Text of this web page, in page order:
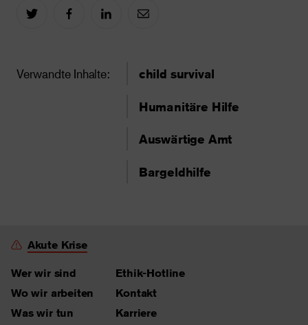
Verwandte Inhalte: child survival
Humanitäre Hilfe
Auswärtige Amt
Bargeldhilfe
Akute Krise
Wer wir sind
Wo wir arbeiten
Was wir tun
Ethik-Hotline
Kontakt
Karriere